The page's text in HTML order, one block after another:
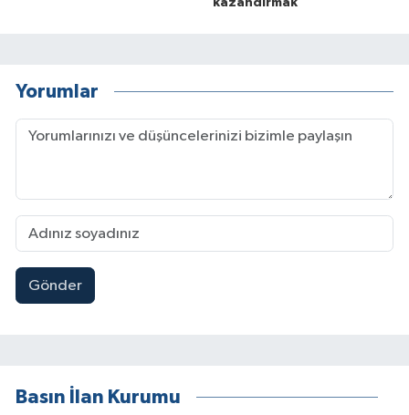
kazandırmak
Yorumlar
Gönder
Basın İlan Kurumu